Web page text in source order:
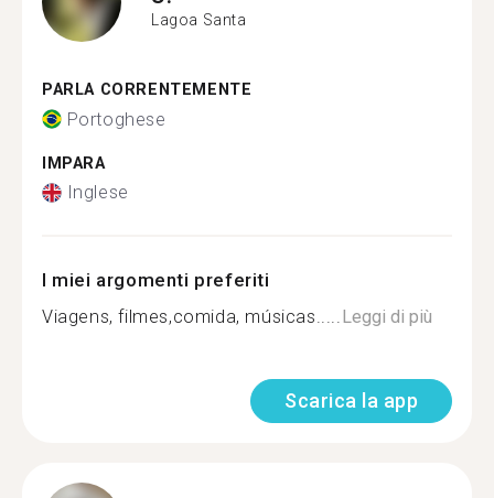
Lagoa Santa
PARLA CORRENTEMENTE
Portoghese
IMPARA
Inglese
I miei argomenti preferiti
Viagens, filmes,comida, músicas.....Leggi di più
Scarica la app